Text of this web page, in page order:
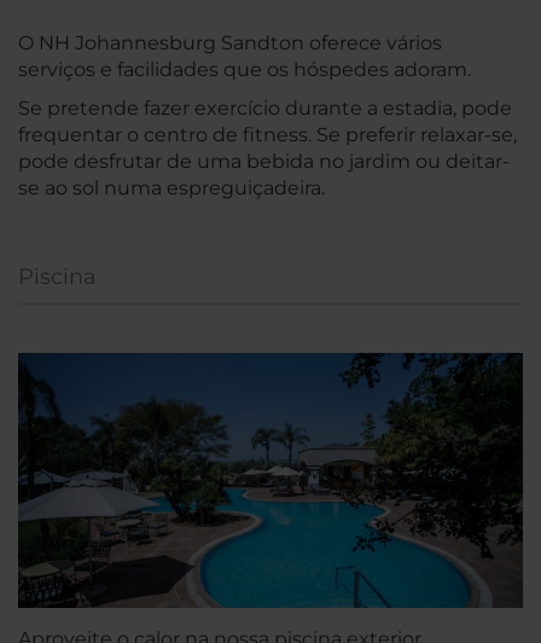
O NH Johannesburg Sandton oferece vários
serviços e facilidades que os hóspedes adoram.
Se pretende fazer exercício durante a estadia, pode
frequentar o centro de fitness. Se preferir relaxar-se,
pode desfrutar de uma bebida no jardim ou deitar-
se ao sol numa espreguiçadeira.
Piscina